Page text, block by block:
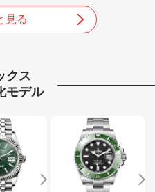
見る
クス
モデル